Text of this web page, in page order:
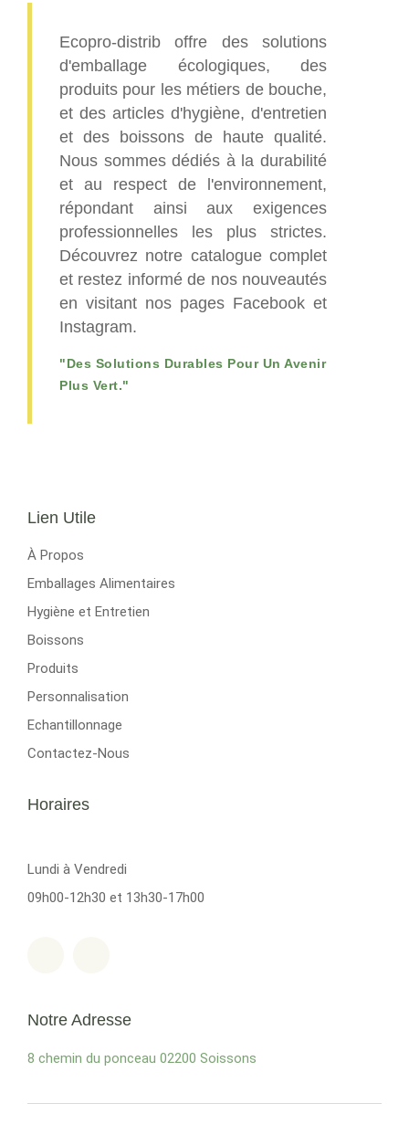
Ecopro-distrib offre des solutions
d'emballage écologiques, des
produits pour les métiers de bouche,
et des articles d'hygiène, d'entretien
et des boissons de haute qualité.
Nous sommes dédiés à la durabilité
et au respect de l'environnement,
répondant ainsi aux exigences
professionnelles les plus strictes.
Découvrez notre catalogue complet
et restez informé de nos nouveautés
en visitant nos pages Facebook et
Instagram.
"Des Solutions Durables Pour Un Avenir
Plus Vert."
Lien Utile
À Propos
Emballages Alimentaires
Hygiène et Entretien
Boissons
Produits
Personnalisation
Echantillonnage
Contactez-Nous
Horaires
Lundi à Vendredi
09h00-12h30 et 13h30-17h00
Notre Adresse
8 chemin du ponceau 02200 Soissons